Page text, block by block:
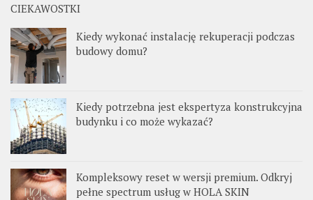
CIEKAWOSTKI
Kiedy wykonać instalację rekuperacji podczas
budowy domu?
Kiedy potrzebna jest ekspertyza konstrukcyjna
budynku i co może wykazać?
Kompleksowy reset w wersji premium. Odkryj
pełne spectrum usług w HOLA SKIN